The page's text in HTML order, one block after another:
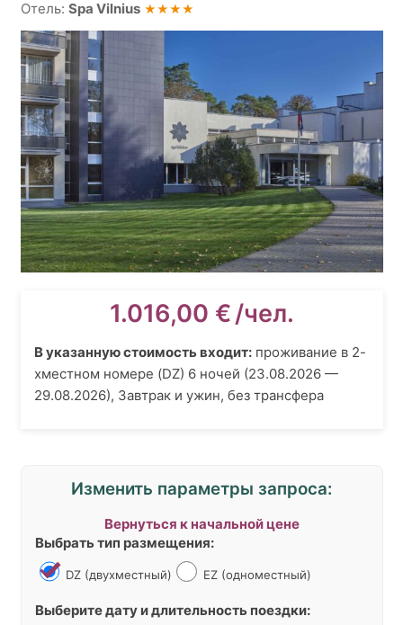
Отель: Spa Vilnius ★★★★
1.016,00 €/чел.
В указанную стоимость входит:проживание в 2-
хместном номере (DZ) 6 ночей (23.08.2026 —
29.08.2026), Завтрак и ужин, без трансфера
Изменить параметры запроса:
Вернуться к начальной цене
Выбрать тип размещения:
DZ (двухместный) EZ (одноместный)
Выберите дату и длительность поездки: